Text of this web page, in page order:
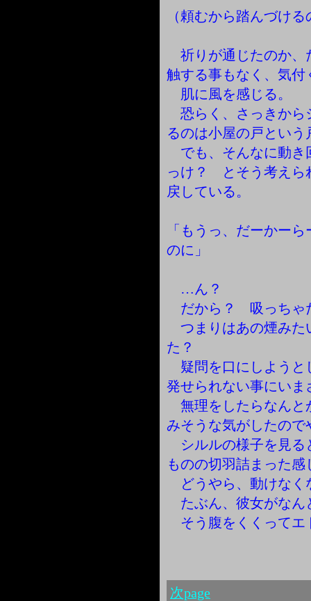
（頼むから踏んづけ
祈りが通じたのか、
触する事もなく、気
肌に風を感じる。
恐らく、さっきから
るのは小屋の戸とい
でも、そんなに動き
っけ？ とそう考えら
戻している。
「もうっ、だーかー
のに」
…ん？
だから？ 吸っちゃ
つまりはあの煙みた
た？
疑問を口にしようと
発せられない事にい
無理をしたらなんと
みそうな気がしたので
シルルの様子を見る
ものの切羽詰まった感
どうやら、動けなく
たぶん、彼女がなん
そう腹をくくってエ
次page